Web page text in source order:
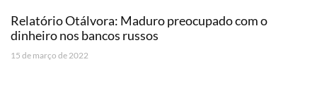
Relatório Otálvora: Maduro preocupado com o
dinheiro nos bancos russos
15 de março de 2022